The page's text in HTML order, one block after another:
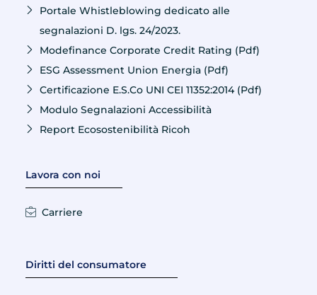
Portale Whistleblowing dedicato alle
segnalazioni D. lgs. 24/2023.
Modefinance Corporate Credit Rating (Pdf)
ESG Assessment Union Energia (Pdf)
Certificazione E.S.Co UNI CEI 11352:2014 (Pdf)
Modulo Segnalazioni Accessibilità
Report Ecosostenibilità Ricoh
Lavora con noi
Carriere
Diritti del consumatore